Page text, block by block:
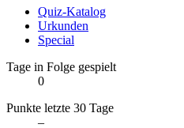
Quiz-Katalog
Urkunden
Special
Tage in Folge gespielt
0
Punkte letzte 30 Tage
–